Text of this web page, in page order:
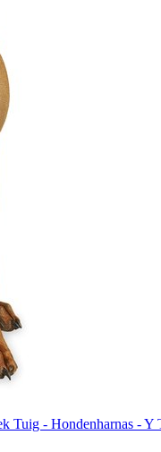
Tuig - Hondenharnas -